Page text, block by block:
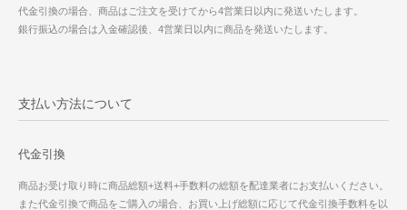
代金引換の場合、商品はご注文を受けてから4営業日以内に発送いたします。
銀行振込の場合は入金確認後、4営業日以内に商品を発送いたします。
支払い方法について
代金引換
商品お受け取り時に商品総額+送料+手数料の総額を配達業者にお支払いください。
また代金引換で商品をご購入の場合、お買い上げ総額に応じて代金引換手数料を以